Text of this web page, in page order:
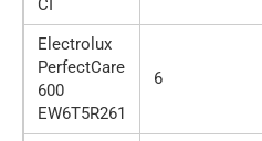
CI
Electrolux
PerfectCare
600
EW6T5R261
6